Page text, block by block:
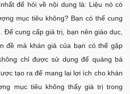
để hỏi về nội dung là: Liệu nó có
mục tiêu không? Bạn có thể cung
Để cung cấp giá trị, bạn nên giáo dục,
đề mà khán giả của bạn có thể gặp
chỉ được sử dụng để quảng bá
tạo ra để mang lại lợi ích cho khán
mục tiêu không thấy giá trị trong